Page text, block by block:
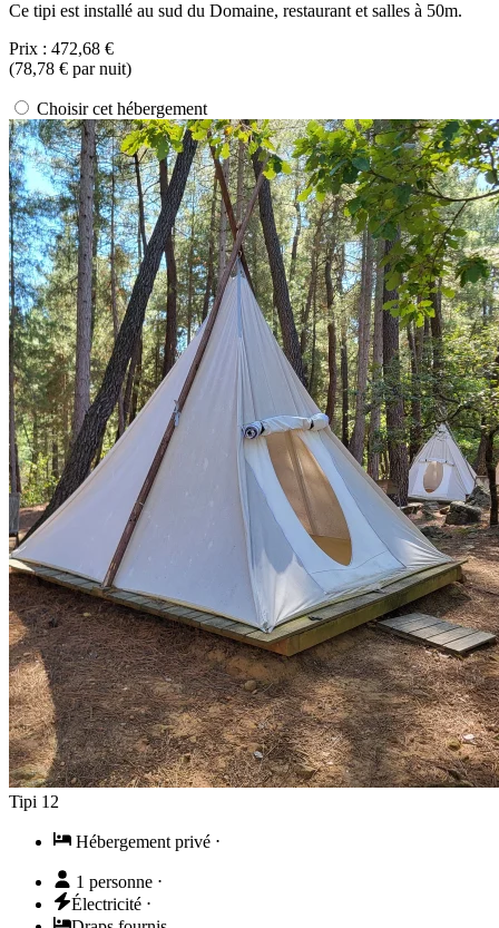
Ce tipi est installé au sud du Domaine, restaurant et salles à 50m.
Prix : 472,68 €
(78,78 € par nuit)
Choisir cet hébergement
Tipi 12
Hébergement privé ⋅
1 personne ⋅
Électricité ⋅